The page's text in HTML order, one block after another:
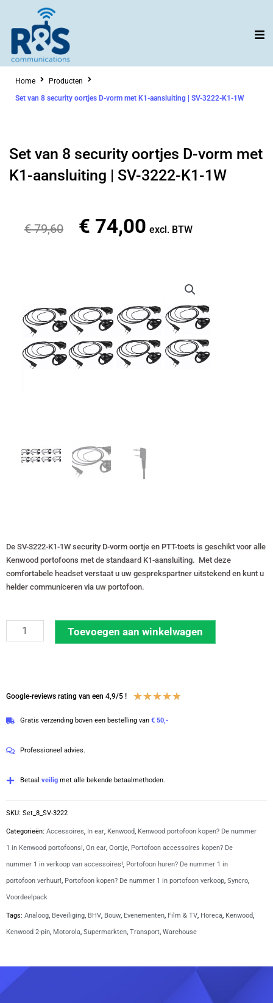
inhoud
Home
Producten
Set van 8 security oortjes D-vorm met K1-aansluiting | SV-3222-K1-1W
Set van 8 security oortjes D-vorm met
K1-aansluiting | SV-3222-K1-1W
€79,60
Oorspronkelijke
€ 74,00 Huidige
excl. BTW
De SV-3222-K1-1W security D-vorm oortje en PTT-toets is geschikt voor alle
Kenwood portofoons met de standaard K1-aansluiting. Met deze
comfortabele headset verstaat u uw gesprekspartner uitstekend en kunt u
helder communiceren via uw portofoon.
van
oortjes
vorm
aansluiting
SV-
aantal
Toevoegen aan winkelwagen
Google-reviews rating van een 4,9/5 ! ★★★★★
Gratis verzending boven een bestelling van € 50,-
Professioneel advies.
Betaal veilig met alle bekende betaalmethoden.
SKU: Set_8_SV-3222
Categorieën: Accessoires, In ear, Kenwood, Kenwood portofoon kopen? De nummer
1 in Kenwood portofoons!, On ear, Oortje, Portofoon accessoires kopen? De
nummer 1 in verkoop van accessoires!, Portofoon huren? De nummer 1 in
portofoon verhuur!, Portofoon kopen? De nummer 1 in portofoon verkoop, Syncro,
Voordeelpack
Tags: Analoog, Beveiliging, BHV, Bouw, Evenementen, Film & TV, Horeca, Kenwood,
Kenwood 2-pin, Motorola, Supermarkten, Transport, Warehouse